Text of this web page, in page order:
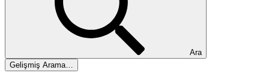
Ara
Gelişmiş Arama…